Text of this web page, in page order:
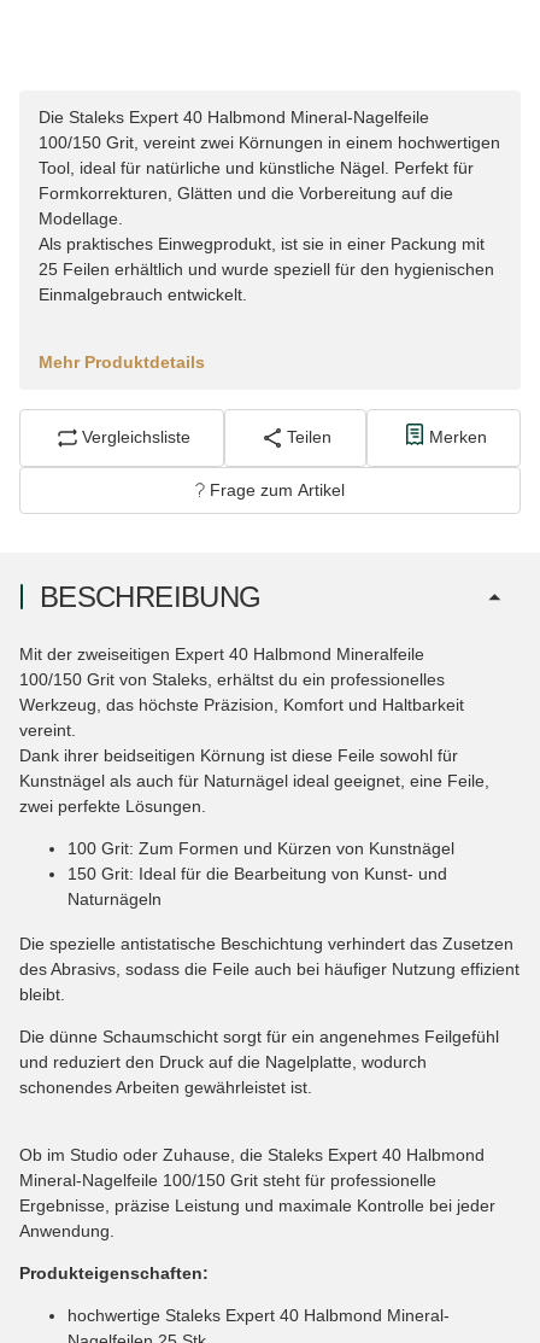
Die Staleks Expert 40 Halbmond Mineral-Nagelfeile
100/150 Grit, vereint zwei Körnungen in einem hochwertigen
Tool, ideal für natürliche und künstliche Nägel. Perfekt für
Formkorrekturen, Glätten und die Vorbereitung auf die
Modellage.
Als praktisches Einwegprodukt, ist sie in einer Packung mit
25 Feilen erhältlich und wurde speziell für den hygienischen
Einmalgebrauch entwickelt.
Mehr Produktdetails
Vergleichsliste Teilen Merken
Frage zum Artikel
BESCHREIBUNG
Mit der zweiseitigen Expert 40 Halbmond Mineralfeile
100/150 Grit von Staleks, erhältst du ein professionelles
Werkzeug, das höchste Präzision, Komfort und Haltbarkeit
vereint.
Dank ihrer beidseitigen Körnung ist diese Feile sowohl für
Kunstnägel als auch für Naturnägel ideal geeignet, eine Feile,
zwei perfekte Lösungen.
100 Grit: Zum Formen und Kürzen von Kunstnägel
150 Grit: Ideal für die Bearbeitung von Kunst- und
Naturnägeln
Die spezielle antistatische Beschichtung verhindert das Zusetzen
des Abrasivs, sodass die Feile auch bei häufiger Nutzung effizient
bleibt.
Die dünne Schaumschicht sorgt für ein angenehmes Feilgefühl
und reduziert den Druck auf die Nagelplatte, wodurch
schonendes Arbeiten gewährleistet ist.
Ob im Studio oder Zuhause, die Staleks Expert 40 Halbmond
Mineral-Nagelfeile 100/150 Grit steht für professionelle
Ergebnisse, präzise Leistung und maximale Kontrolle bei jeder
Anwendung.
Produkteigenschaften:
hochwertige Staleks Expert 40 Halbmond Mineral-